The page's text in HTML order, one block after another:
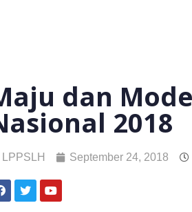
dan
2018
LPPSLH September 24, 2018